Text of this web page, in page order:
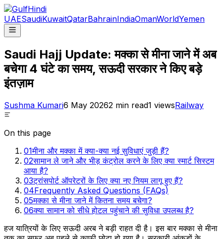
UAESaudiKuwaitQatarBahrainIndiaOmanWorldYemen
Saudi Hajj Update: मक्का से मीना जाने में अब
बचेगा 4 घंटे का समय, सऊदी सरकार ने किए बड़े
इंतज़ाम
Sushma Kumari6 May 20262 min read1 viewsRailway
On this page
01मीना और मक्का में क्या-क्या नई सुविधाएं जुड़ी हैं?
02सामान ले जाने और भीड़ कंट्रोल करने के लिए क्या स्मार्ट सिस्टम
आया है?
03ट्रांसपोर्ट ऑपरेटरों के लिए क्या नए नियम लागू हुए हैं?
04Frequently Asked Questions (FAQs)
05मक्का से मीना जाने में कितना समय बचेगा?
06क्या सामान को सीधे होटल पहुंचाने की सुविधा उपलब्ध है?
हज यात्रियों के लिए सऊदी अरब ने बड़ी राहत दी है। इस बार मक्का से मीना